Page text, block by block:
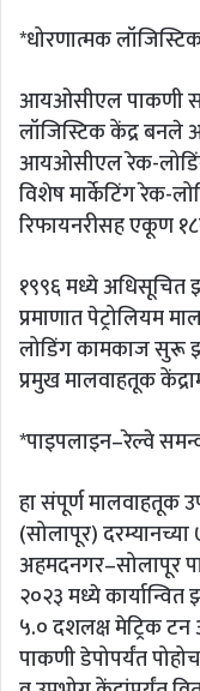
*धोरणात्मक
आयओसीएल पाकणी
लॉजिस्टिक केंद्र बनले
आयओसीएल रेक-
विशेष मार्केटिंग रेक-
रिफायनरीसह एकूण
१९९६ मध्ये अधिसूचित
प्रमाणात पेट्रोलियम
लोडिंग कामकाज सुरू
प्रमुख मालवाहतूक
*पाइपलाइन–रेल्वे
हा संपूर्ण मालवाहतूक
(सोलापूर)
अहमदनगर–सोलापूर
२०२३ मध्ये कार्यान्वित
५.० दशलक्ष मेट्रिक
पाकणी डेपोपर्यंत